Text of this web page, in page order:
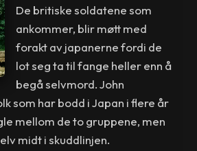
De britiske soldatene som
ankommer, blir møtt med
forakt av japanerne fordi de
lot seg ta til fange heller enn å
begå selvmord. John
som har bodd i Japan i flere år
mellom de to gruppene, men
midt i skuddlinjen.